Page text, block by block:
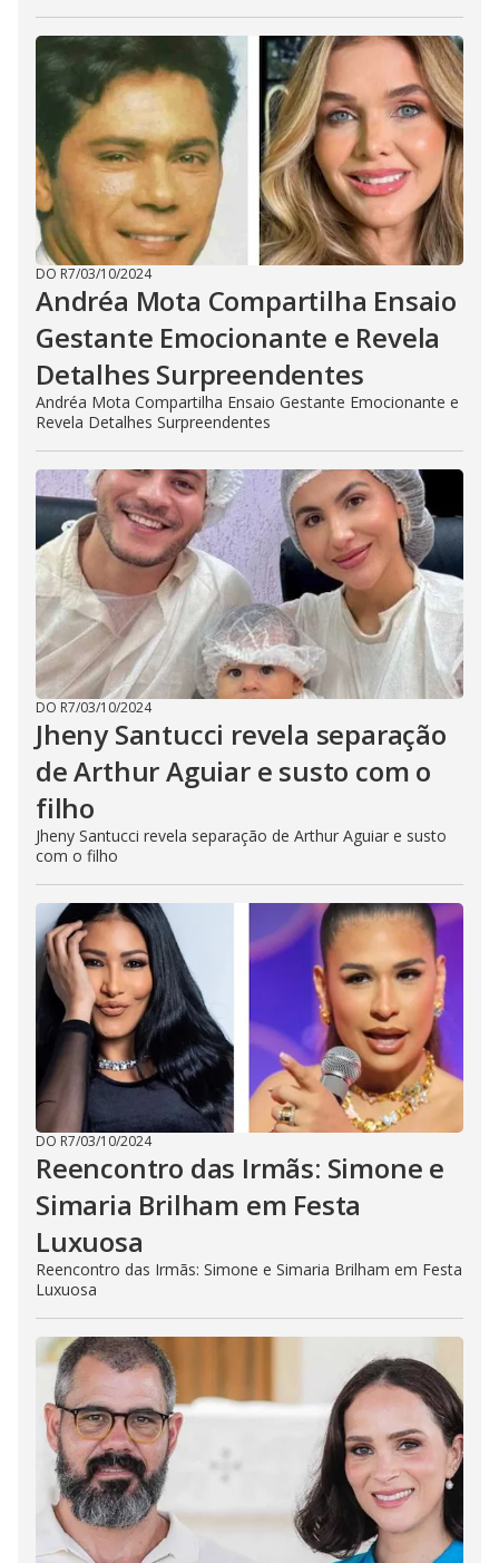
DO R7/03/10/2024
Andréa Mota Compartilha Ensaio
Gestante Emocionante e Revela
Detalhes Surpreendentes
Andréa Mota Compartilha Ensaio Gestante Emocionante e
Revela Detalhes Surpreendentes
DO R7/03/10/2024
Jheny Santucci revela separação
de Arthur Aguiar e susto com o
filho
Jheny Santucci revela separação de Arthur Aguiar e susto
com o filho
DO R7/03/10/2024
Reencontro das Irmãs: Simone e
Simaria Brilham em Festa
Luxuosa
Reencontro das Irmãs: Simone e Simaria Brilham em Festa
Luxuosa